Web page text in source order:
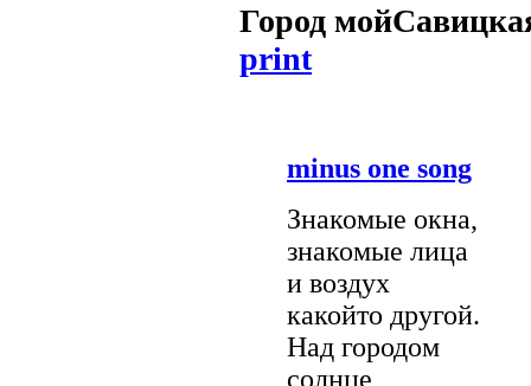
Город мой
print
minus one song
Знакомые окна,
знакомые лица
и воздух
какойто другой.
Над городом
солнце